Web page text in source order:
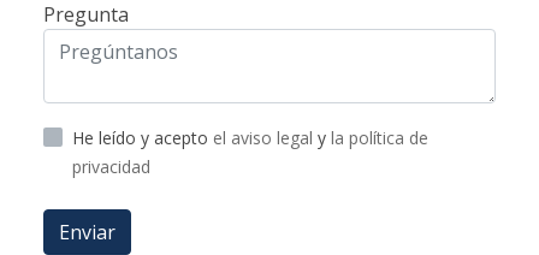
Pregunta
He leído y acepto el aviso legal y la política de
privacidad
Enviar